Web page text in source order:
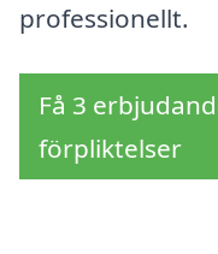
professionellt.
Få 3
förpliktelser